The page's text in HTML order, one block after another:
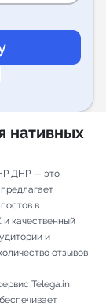
нативных
ДНР — это
в
и качественный
и
отзывов
Telega.in,